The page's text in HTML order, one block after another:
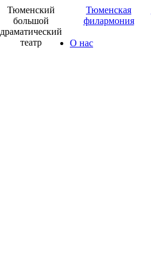
Тюменский
большой
драматический
театр
Тюменская
филармония
О нас